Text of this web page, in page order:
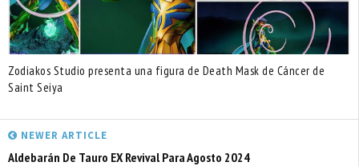
Zodiakos Studio presenta una figura de Death Mask de Cáncer de
Saint Seiya
NEWER ARTICLE
Aldebarán De Tauro EX Revival Para Agosto 2024